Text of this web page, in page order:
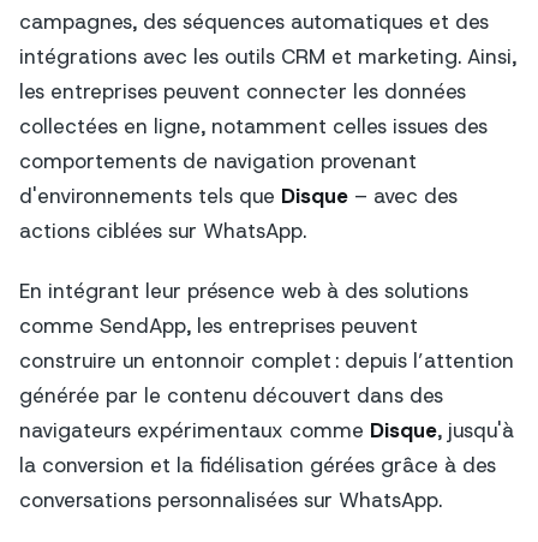
campagnes, des séquences automatiques et des
intégrations avec les outils CRM et marketing. Ainsi,
les entreprises peuvent connecter les données
collectées en ligne, notamment celles issues des
comportements de navigation provenant
d'environnements tels que Disque – avec des
actions ciblées sur WhatsApp.
En intégrant leur présence web à des solutions
comme SendApp, les entreprises peuvent
construire un entonnoir complet : depuis l’attention
générée par le contenu découvert dans des
navigateurs expérimentaux comme Disque, jusqu'à
la conversion et la fidélisation gérées grâce à des
conversations personnalisées sur WhatsApp.